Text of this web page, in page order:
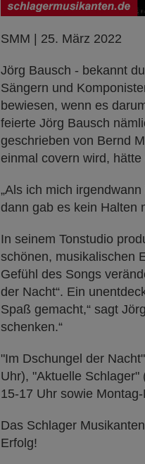
SMM | 25. März 2022
Jörg Bausch - bekannt
Sängern und
bewiesen, wenn es
feierte Jörg Bausch
geschrieben von Bernd
einmal covern wird,
„Als ich mich
dann gab es kein Halten
In seinem Tonstudio
schönen, musikalischen
Gefühl des Songs
der Nacht“. Ein
Spaß gemacht,“ sagt
schenken.“
"Im Dschungel der
Uhr), "Aktuelle
15-17 Uhr sowie
Das Schlager
Erfolg!